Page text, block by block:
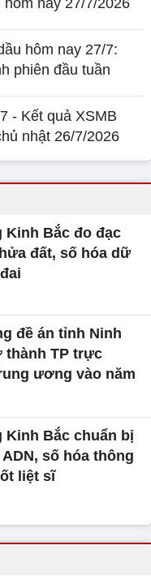
hôm nay 27/7/2026
hôm nay 27/7:
phiên đầu tuần
- Kết quả XSMB
nhật 26/7/2026
Kinh Bắc đo đạc
đất, số hóa dữ
đề án tỉnh Ninh
thành TP trực
ương vào năm
Kinh Bắc chuẩn bị
số hóa thông
liệt sĩ